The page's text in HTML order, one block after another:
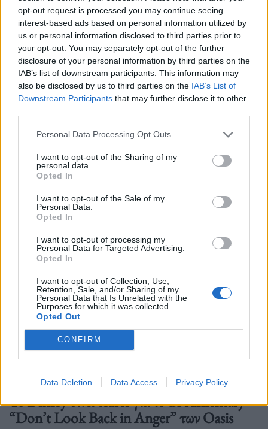
opt-out request is processed you may continue seeing
interest-based ads based on personal information utilized by
us or personal information disclosed to third parties prior to
your opt-out. You may separately opt-out of the further
disclosure of your personal information by third parties on the
IAB’s list of downstream participants. This information may
also be disclosed by us to third parties on the IAB’s List of
Downstream Participants that may further disclose it to other
Personal Data Processing Opt Outs
I want to opt-out of the Sharing of my
personal data.
Opted In
I want to opt-out of the Sale of my
Personal Data.
Opted In
I want to opt-out of processing my
Personal Data for Targeted Advertising.
Opted In
I want to opt-out of Collection, Use,
Retention, Sale, and/or Sharing of my
Personal Data that Is Unrelated with the
Purposes for which it was collected.
Opted Out
CONFIRM
Data Deletion Data Access Privacy Policy
Newsroom
Ετικέτες :hip hop,Morrison Hotel Gallery,Queen Latifah,αφιέρωμα
χιπ χοπ,Μπρόνξ,Νέα Υόρκη,χιπ χοπ.
Δείτε επίσης
Το Disney δίνει teaser για το documentary
“Don’t Look Back in Anger” των Oasis